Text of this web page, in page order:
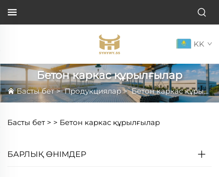
KK
Бетон каркас құрылғылар
Басты бет>Продукциялар>Бетон каркас құрылғылар
Басты бет > > Бетон каркас құрылғылар
БАРЛЫҚ ӨНІМДЕР